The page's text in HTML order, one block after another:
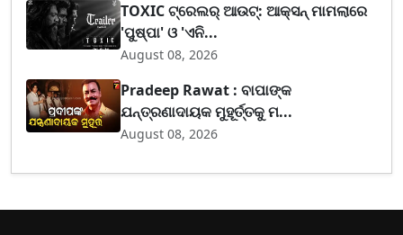
TOXIC ଟ୍ରେଲର୍ ଆଉଟ୍: ଆକ୍ସନ୍ ମାମଲାରେ
'ପୁଷ୍ପା' ଓ 'ଏନି...
August 08, 2026
Pradeep Rawat : ବାପାଙ୍କ
ଯନ୍ତ୍ରଣାଦାୟକ ମୁହୂର୍ତ୍ତକୁ ମ...
August 08, 2026